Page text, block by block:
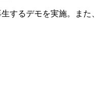
するデモを実施。また、